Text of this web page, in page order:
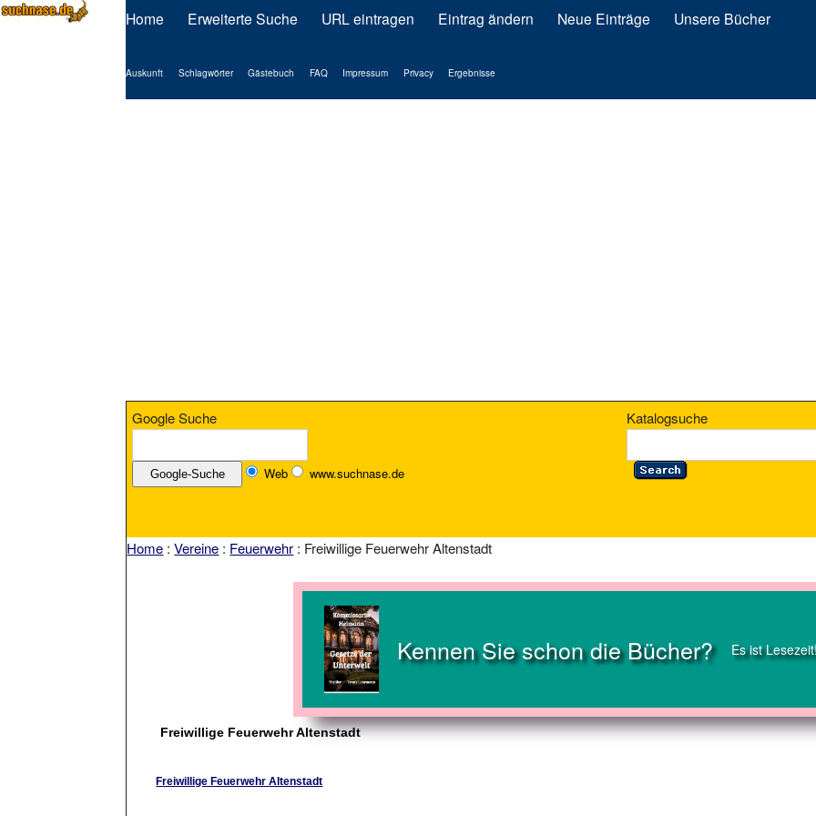
Home Erweiterte Suche URL eintragen Eintrag ändern Neue Einträge Unsere Bücher
Auskunft Schlagwörter Gästebuch FAQ Impressum Privacy Ergebnisse
Google Suche
Web www.suchnase.de
Katalogsuche
Home :Vereine : Feuerwehr : Freiwillige Feuerwehr Altenstadt
Kennen Sie schon die Bücher? Es ist
Freiwillige Feuerwehr Altenstadt